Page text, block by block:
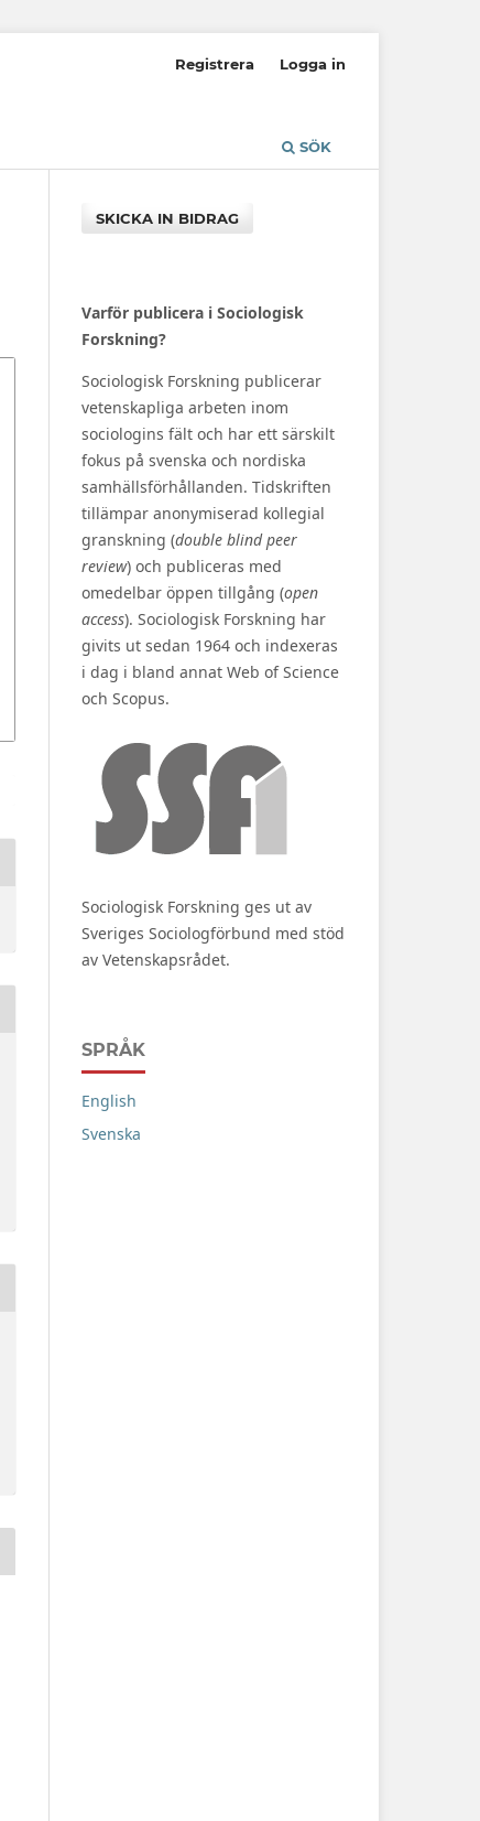
SÖK
Registrera Logga in
SKICKA IN BIDRAG
Varför publicera i Sociologisk
Forskning?
Sociologisk Forskning publicerar
vetenskapliga arbeten inom
sociologins fält och har ett särskilt
fokus på svenska och nordiska
samhällsförhållanden. Tidskriften
tillämpar anonymiserad kollegial
granskning (double blind peer
review) och publiceras med
omedelbar öppen tillgång (open
access). Sociologisk Forskning har
givits ut sedan 1964 och indexeras
i dag i bland annat Web of Science
och Scopus.
Sociologisk Forskning ges ut av
Sveriges Sociologförbund med stöd
av Vetenskapsrådet.
SPRÅK
English
Svenska